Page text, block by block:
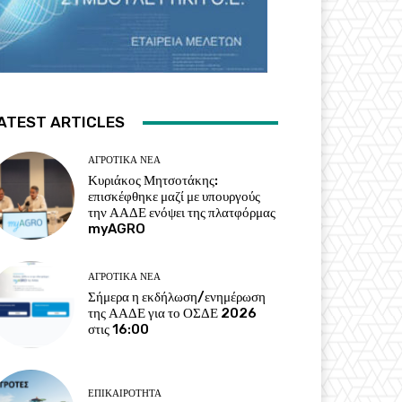
ARTICLES
ΑΓΡΟΤΙΚΆ ΝΈΑ
Κυριάκος Μητσοτάκης:
επισκέφθηκε μαζί με υπουργούς
την ΑΑΔΕ ενόψει της πλατφόρμας
myAGRO
ΑΓΡΟΤΙΚΆ ΝΈΑ
Σήμερα η εκδήλωση/ενημέρωση
της ΑΑΔΕ για το ΟΣΔΕ 2026
στις 16:00
ΕΠΙΚΑΙΡΌΤΗΤΑ